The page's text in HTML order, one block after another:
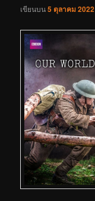
เขียนบน5 ตุลาคม 2022